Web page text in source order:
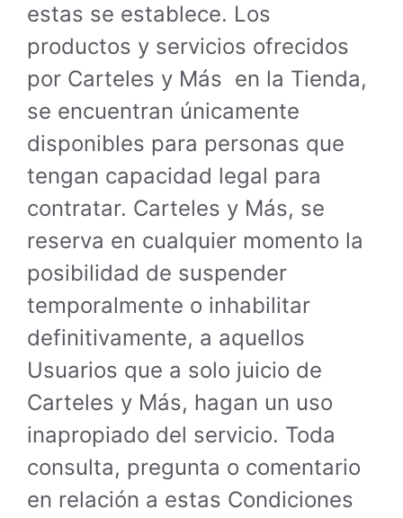
estas se establece. Los
productos y servicios ofrecidos
por Carteles y Más en la Tienda,
se encuentran únicamente
disponibles para personas que
tengan capacidad legal para
contratar. Carteles y Más, se
reserva en cualquier momento la
posibilidad de suspender
temporalmente o inhabilitar
definitivamente, a aquellos
Usuarios que a solo juicio de
Carteles y Más, hagan un uso
inapropiado del servicio. Toda
consulta, pregunta o comentario
en relación a estas Condiciones